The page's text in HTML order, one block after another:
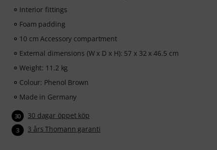
Interior fittings
Foam padding
10 cm Accessory compartment
External dimensions (W x D x H): 57 x 32 x 46.5 cm
Weight: 11.2 kg
Colour: Phenol Brown
Made in Germany
30 30 dagar öppet köp
3 3 års Thomann garanti